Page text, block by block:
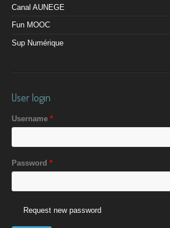
Canal AUNEGE
Fun MOOC
Sup Numérique
User login
Username *
Password *
Request new password